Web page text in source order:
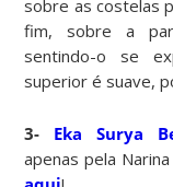
sobre as costelas
fim, sobre a
sentindo-o se
superior é suave,
3- Eka Surya
apenas pela